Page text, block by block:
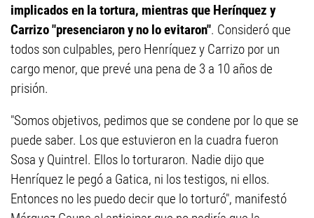
implicados en la tortura, mientras que Herínquez y
Carrizo "presenciaron y no lo evitaron". Consideró que
todos son culpables, pero Henríquez y Carrizo por un
cargo menor, que prevé una pena de 3 a 10 años de
prisión.
"Somos objetivos, pedimos que se condene por lo que se
puede saber. Los que estuvieron en la cuadra fueron
Sosa y Quintrel. Ellos lo torturaron. Nadie dijo que
Henríquez le pegó a Gatica, ni los testigos, ni ellos.
Entonces no les puedo decir que lo torturó", manifestó